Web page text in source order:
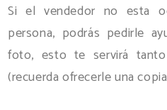
Si el vendedor no esta
persona, podrás pedirle
foto, esto te servirá
(recuerda ofrecerle una